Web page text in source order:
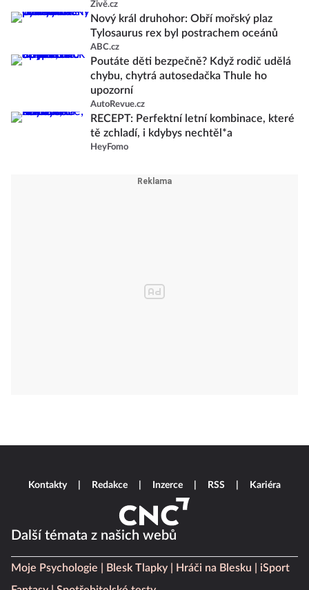
Živě.cz
Nový král druhohor: Obří mořský plaz
Tylosaurus rex byl postrachem oceánů
ABC.cz
Poutáte děti bezpečně? Když rodič udělá
chybu, chytrá autosedačka Thule ho
upozorní
AutoRevue.cz
RECEPT: Perfektní letní kombinace, které
tě zchladí, i kdybys nechtěl*a
HeyFomo
Další témata z našich webů
Moje Psychologie Blesk Tlapky Hráči na Blesku
iSport
Kontakty Redakce Inzerce RSS Kariéra